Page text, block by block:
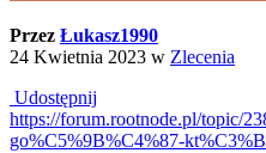
Przez Łukasz1990
24 Kwietnia 2023 w Zlecenia
Udostępnij
https://forum.rootnode.pl/topic/
go%C5%9B%C4%87-